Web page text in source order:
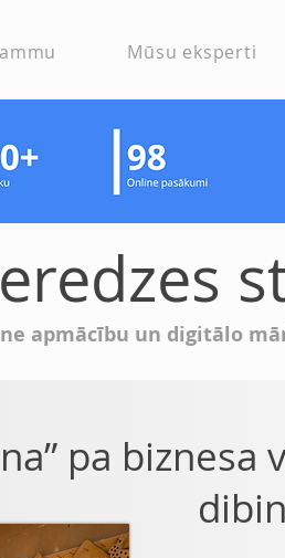
Mūsu eksperti
apmācību un digitālo
pa biznesa